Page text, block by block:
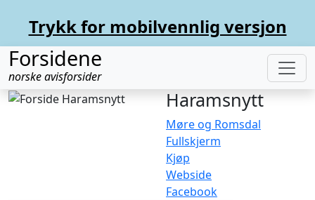
Trykk for mobilvennlig versjon
Forsidene
norske avisforsider
Haramsnytt
Møre og Romsdal
Fullskjerm
Kjøp
Webside
Facebook